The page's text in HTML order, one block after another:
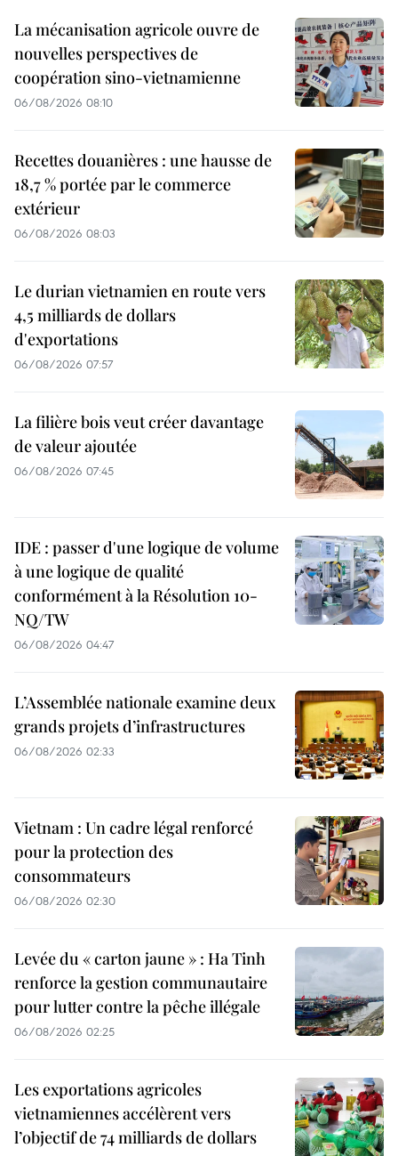
La mécanisation agricole ouvre de
nouvelles perspectives de
coopération sino-vietnamienne
06/08/2026 08:10
Recettes douanières : une hausse de
18,7 % portée par le commerce
extérieur
06/08/2026 08:03
Le durian vietnamien en route vers
4,5 milliards de dollars
d'exportations
06/08/2026 07:57
La filière bois veut créer davantage
de valeur ajoutée
06/08/2026 07:45
IDE : passer d'une logique de volume
à une logique de qualité
conformément à la Résolution 10-
NQ/TW
06/08/2026 04:47
L’Assemblée nationale examine deux
grands projets d’infrastructures
06/08/2026 02:33
Vietnam : Un cadre légal renforcé
pour la protection des
consommateurs
06/08/2026 02:30
Levée du « carton jaune » : Ha Tinh
renforce la gestion communautaire
pour lutter contre la pêche illégale
06/08/2026 02:25
Les exportations agricoles
vietnamiennes accélèrent vers
l’objectif de 74 milliards de dollars